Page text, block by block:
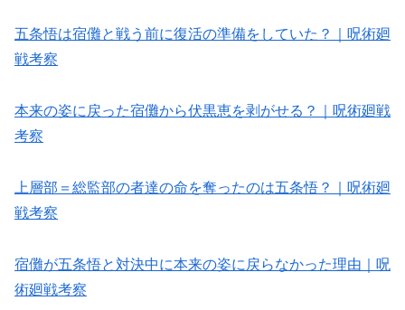
五条悟は宿儺と戦う前に復活の準備をしていた？｜呪術廻
戦考察
本来の姿に戻った宿儺から伏黒恵を剥がせる？｜呪術廻戦
考察
上層部＝総監部の者達の命を奪ったのは五条悟？｜呪術廻
戦考察
宿儺が五条悟と対決中に本来の姿に戻らなかった理由｜呪
術廻戦考察